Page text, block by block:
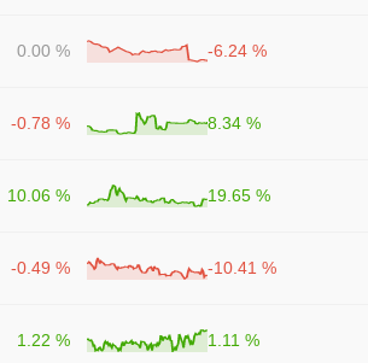
0.00 % -6.24 %
-0.78 % 8.34 %
10.06 % 19.65 %
-0.49 % -10.41 %
1.22 % 1.11 %